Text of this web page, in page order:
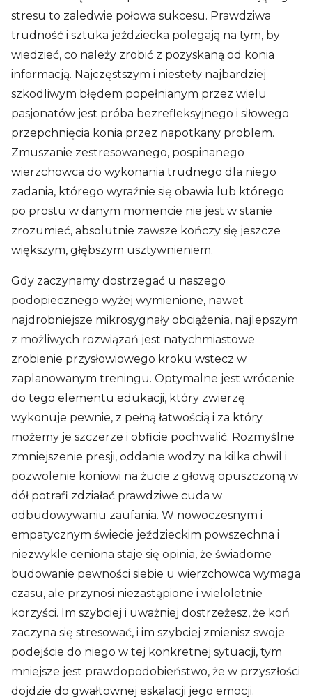
stresu to zaledwie połowa sukcesu. Prawdziwa
trudność i sztuka jeździecka polegają na tym, by
wiedzieć, co należy zrobić z pozyskaną od konia
informacją. Najczęstszym i niestety najbardziej
szkodliwym błędem popełnianym przez wielu
pasjonatów jest próba bezrefleksyjnego i siłowego
przepchnięcia konia przez napotkany problem.
Zmuszanie zestresowanego, pospinanego
wierzchowca do wykonania trudnego dla niego
zadania, którego wyraźnie się obawia lub którego
po prostu w danym momencie nie jest w stanie
zrozumieć, absolutnie zawsze kończy się jeszcze
większym, głębszym usztywnieniem.
Gdy zaczynamy dostrzegać u naszego
podopiecznego wyżej wymienione, nawet
najdrobniejsze mikrosygnały obciążenia, najlepszym
z możliwych rozwiązań jest natychmiastowe
zrobienie przysłowiowego kroku wstecz w
zaplanowanym treningu. Optymalne jest wrócenie
do tego elementu edukacji, który zwierzę
wykonuje pewnie, z pełną łatwością i za który
możemy je szczerze i obficie pochwalić. Rozmyślne
zmniejszenie presji, oddanie wodzy na kilka chwil i
pozwolenie koniowi na żucie z głową opuszczoną w
dół potrafi zdziałać prawdziwe cuda w
odbudowywaniu zaufania. W nowoczesnym i
empatycznym świecie jeździeckim powszechna i
niezwykle ceniona staje się opinia, że świadome
budowanie pewności siebie u wierzchowca wymaga
czasu, ale przynosi niezastąpione i wieloletnie
korzyści. Im szybciej i uważniej dostrzeżesz, że koń
zaczyna się stresować, i im szybciej zmienisz swoje
podejście do niego w tej konkretnej sytuacji, tym
mniejsze jest prawdopodobieństwo, że w przyszłości
dojdzie do gwałtownej eskalacji jego emocji.